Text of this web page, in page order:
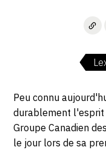
Peu connu
durablement l'esprit
Groupe Canadien
le jour lors de sa